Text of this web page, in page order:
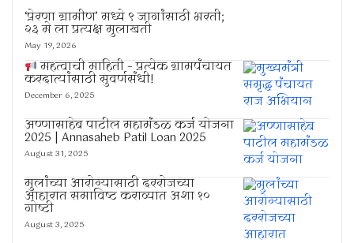
‘प्रेरणा ग्रामीण’ मध्ये ९ जागांसाठी भरती;
२३ मे ला प्रत्यक्ष मुलाखती
May 19, 2026
महत्वाची माहिती – प्रत्येक ग्रामपंचायत
करदात्यांसाठी सुवर्णसंधी!
December 6, 2025
अण्णासाहेब पाटील महामंडळ कर्ज योजना
2025 | Annasaheb Patil Loan 2025
August 31, 2025
मुलांच्या आरोग्यासाठी दररोजच्या
आहारात समाविष्ट कराव्यात अशा १०
गोष्टी
August 3, 2025